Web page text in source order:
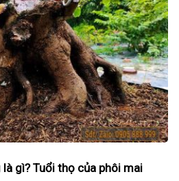
gì? Tuổi thọ của phôi mai